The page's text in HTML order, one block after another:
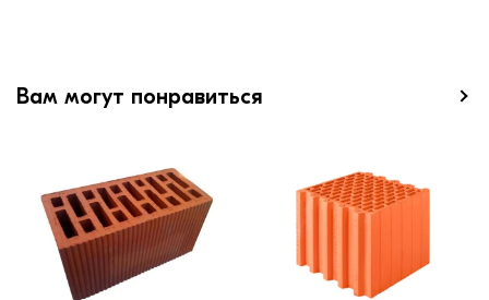
Вам могут понравиться